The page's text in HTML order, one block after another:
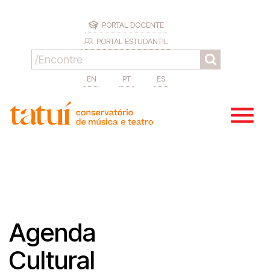
PORTAL DOCENTE
PORTAL ESTUDANTIL
EN PT ES
Agenda
Cultural